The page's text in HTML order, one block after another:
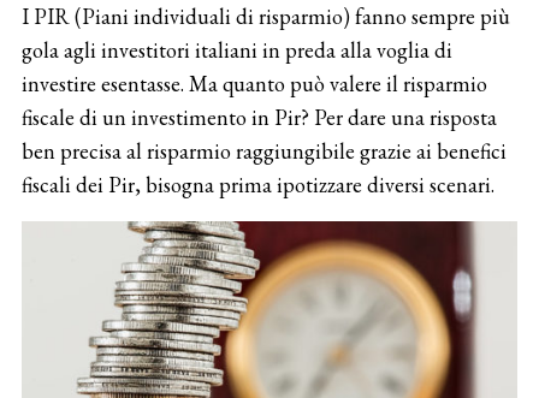
I PIR (Piani individuali di risparmio) fanno sempre più
gola agli investitori italiani in preda alla voglia di
investire esentasse. Ma quanto può valere il risparmio
fiscale di un investimento in Pir? Per dare una risposta
ben precisa al risparmio raggiungibile grazie ai benefici
fiscali dei Pir, bisogna prima ipotizzare diversi scenari.